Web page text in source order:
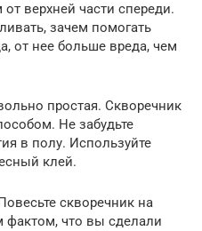
верхней части спереди.
зачем помогать
от нее больше вреда, чем
простая. Скворечник
Не забудьте
в полу. Используйте
клей.
скворечник на
фактом, что вы сделали